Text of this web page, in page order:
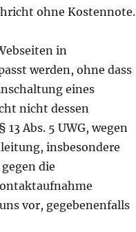
ohne Kostennote.
in
werden, ohne dass
eines
nicht dessen
Abs. 5 UWG, wegen
insbesondere
die
vor, gegebenenfalls